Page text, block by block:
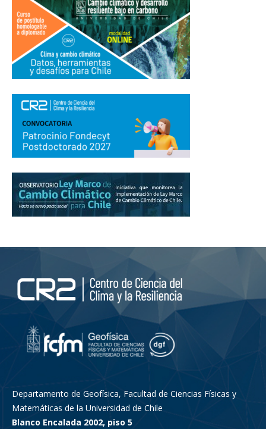
Departamento de Geofísica, Facultad de Ciencias Físicas y
Matemáticas de la Universidad de Chile
Blanco Encalada 2002, piso 5